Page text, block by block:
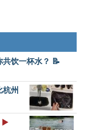
饮一杯水？ 📝
杭州
▶️